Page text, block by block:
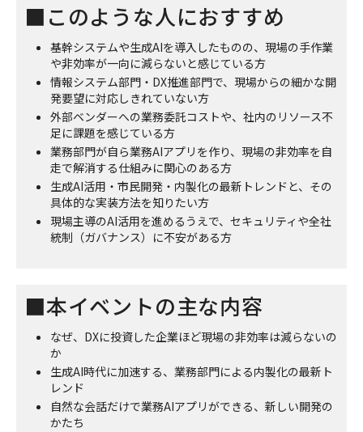
■このような人におすすめ
基幹システムや生成AIを導入したものの、現場の手作業
や非効率が一向に減らないと感じている方
情報システム部門・DX推進部門で、現場からの細かな開
発要望に対応しきれていない方
外部ベンダーへの業務委託コストや、社内のリソース不
足に課題を感じている方
業務部門が自ら業務AIアプリを作り、現場の非効率を自
走で解消する仕組みに関心のある方
生成AI活用・市民開発・内製化の最新トレンドと、その
具体的な実装方法を知りたい方
現場主導のAI活用を進めるうえで、セキュリティや全社
統制（ガバナンス）に不安がある方
■本イベントの主な内容
なぜ、DXに投資した企業ほど現場の非効率は減らないの
か
生成AI時代に加速する、業務部門による内製化の最新ト
レンド
自然な会話だけで業務AIアプリができる、新しい開発の
かたち